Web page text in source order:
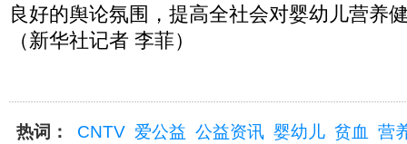
良好的舆论氛围，提高全社会对婴幼儿营养
（新华社记者 李菲）
热词： CNTV 爱公益 公益资讯 婴幼儿 贫血
营